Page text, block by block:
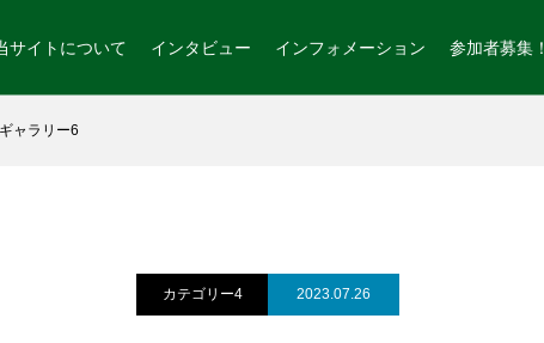
サイトについて インタビュー インフォメーション 参加者募集！
ャラリー6
カテゴリー4 2023.07.26